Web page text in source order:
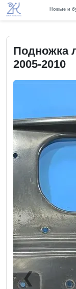
Новые и
Подножка
2005-2010
❮Previous